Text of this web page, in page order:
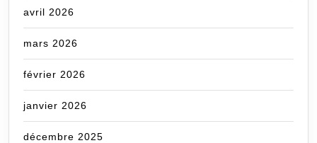
avril 2026
mars 2026
février 2026
janvier 2026
décembre 2025